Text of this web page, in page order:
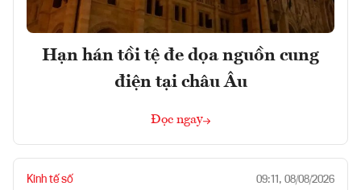
Hạn hán tồi tệ đe dọa nguồn cung
điện tại châu Âu
Đọc ngay
Kinh tế số 09:11, 08/08/2026